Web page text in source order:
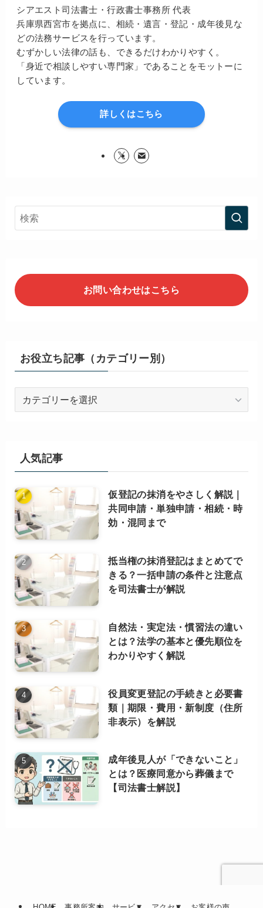
シアエスト司法書士・行政書士事務所 代表
兵庫県西宮市を拠点に、相続・遺言・登記・成年後見な
どの法務サービスを行っています。
むずかしい法律の話も、できるだけわかりやすく。
「身近で相談しやすい専門家」であることをモットーに
しています。
詳しくはこちら
お問い合わせはこちら
お役立ち記事（カテゴリー別）
テ
ゴ
リ
ー
別）
人気記事
仮登記の抹消をやさしく解説｜
共同申請・単独申請・相続・時
効・混同まで
抵当権の抹消登記はまとめてで
きる？一括申請の条件と注意点
を司法書士が解説
自然法・実定法・慣習法の違い
とは？法学の基本と優先順位を
わかりやすく解説
役員変更登記の手続きと必要書
類｜期限・費用・新制度（住所
非表示）を解説
成年後見人が「できないこと」
とは？医療同意から葬儀まで
【司法書士解説】